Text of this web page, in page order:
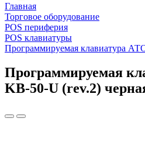
Главная
Торговое оборудование
POS периферия
POS клавиатуры
Программируемая клавиатура
Программируемая
KB-50-U (rev.2)